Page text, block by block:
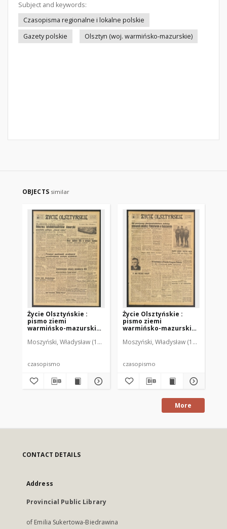
Subject and keywords:
Czasopisma regionalne i lokalne polskie
Gazety polskie
Olsztyn (woj. warmińsko-mazurskie)
OBJECTS similar
Życie Olsztyńskie :
pismo ziemi
warmińsko-mazurskiej,
Moszyński, Władysław (1922-2001). Red. Mroczkowski, Włodzimierz
czasopismo
Życie Olsztyńskie :
pismo ziemi
warmińsko-mazurskiej,
Moszyński, Władysław (1922-2001).
czasopismo
More
CONTACT DETAILS
Address
Provincial Public Library
of Emilia Sukertowa-Biedrawina